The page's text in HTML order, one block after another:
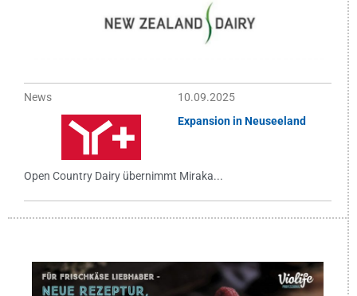
News
10.09.2025
Expansion in Neuseeland
Open Country Dairy übernimmt Miraka...